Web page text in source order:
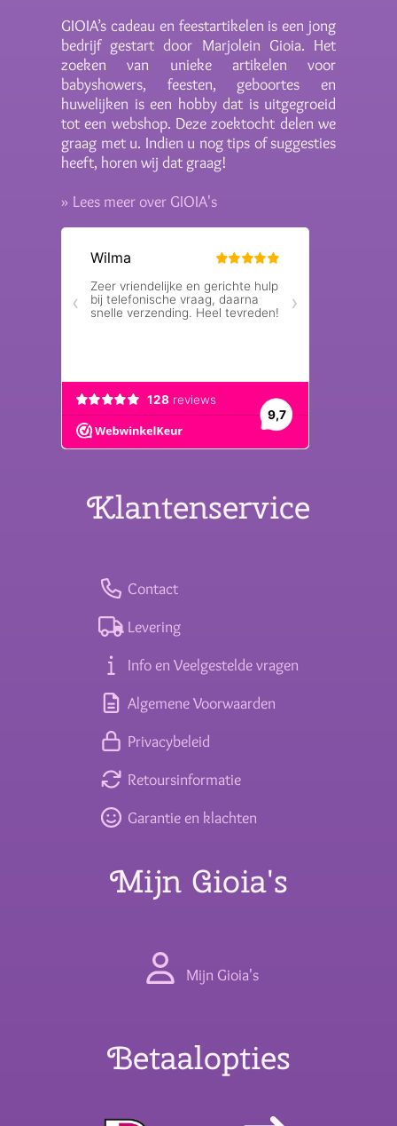
contact op via
info@gioiascadeau.nl
iets moois creëren.
GIOIA’s cadeau en feestartikelen is een jong
bedrijf gestart door Marjolein Gioia. Het
zoeken van unieke artikelen voor
babyshowers, feesten, geboortes en
huwelijken is een hobby dat is uitgegroeid
tot een webshop. Deze zoektocht delen we
graag met u. Indien u nog tips of suggesties
heeft, horen wij dat graag!
» Lees meer over GIOIA's
Klantenservice
Contact
Levering
Info en Veelgestelde vragen
Algemene Voorwaarden
Privacybeleid
Retoursinformatie
Garantie en klachten
Mijn Gioia's
Mijn Gioia's
Betaalopties